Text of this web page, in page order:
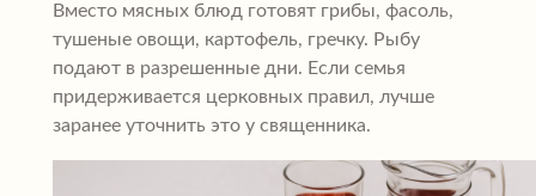
Вместо мясных блюд готовят грибы, фасоль,
тушеные овощи, картофель, гречку. Рыбу
подают в разрешенные дни. Если семья
придерживается церковных правил, лучше
заранее уточнить это у священника.